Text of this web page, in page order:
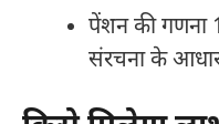
पेंशन की गणना
संरचना के